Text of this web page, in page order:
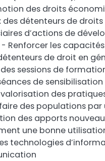
des droits
des détenteurs de droits
d’actions de
Renforcer les
de droit en
sessions de
de
des
des populations par
des apports
une bonne
technologies